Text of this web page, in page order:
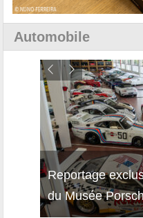
Automobile
Reportage
du Musée
Découverte de
12Cilindri